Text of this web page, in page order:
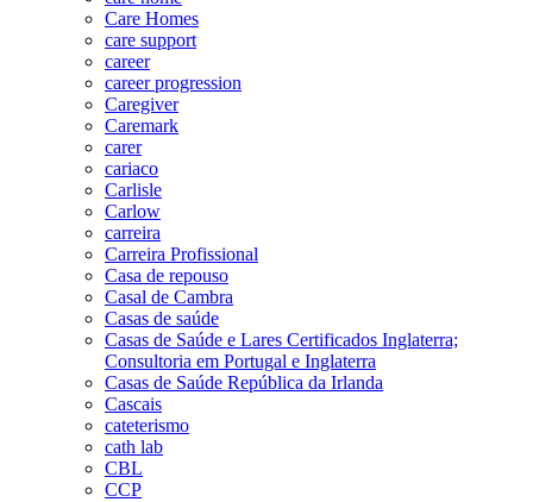
Care Homes
care support
career
career progression
Caregiver
Caremark
carer
cariaco
Carlisle
Carlow
carreira
Carreira Profissional
Casa de repouso
Casal de Cambra
Casas de saúde
Casas de Saúde e Lares Certificados Inglaterra;
Consultoria em Portugal e Inglaterra
Casas de Saúde República da Irlanda
Cascais
cateterismo
cath lab
CBL
CCP